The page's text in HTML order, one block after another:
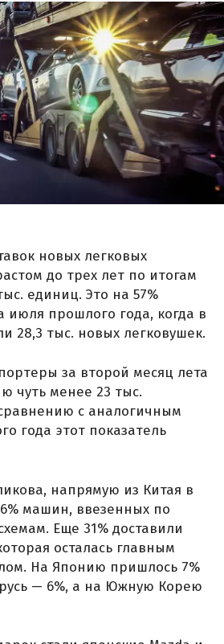
новых легковых
до трех лет по итогам
единиц. Это на 57%
июля прошлого года, когда в
28,3 тыс. новых легковушек.
за второй месяц лета
чуть менее 23 тыс.
с аналогичным
года этот показатель
напрямую из Китая в
машин, ввезенных по
Еще 31% доставили
осталась главным
На Японию пришлось 7%
— 6%, а на Южную Корею